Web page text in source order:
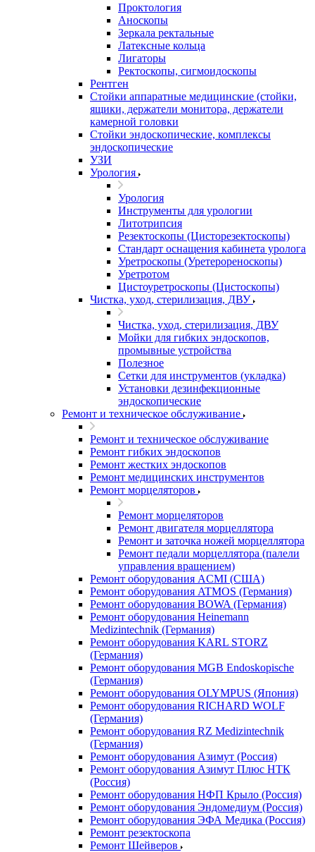
Проктология
Аноскопы
Зеркала ректальные
Латексные кольца
Лигаторы
Ректоскопы, сигмоидоскопы
Рентген
Стойки аппаратные медицинские (стойки,
ящики, держатели монитора, держатели
камерной головки
Стойки эндоскопические, комплексы
эндоскопические
УЗИ
Урология
Урология
Инструменты для урологии
Литотрипсия
Резектоскопы (Цисторезектоскопы)
Стандарт оснащения кабинета уролога
Уретроскопы (Уретерореноскопы)
Уретротом
Цистоуретроскопы (Цистоскопы)
Чистка, уход, стерилизация, ДВУ
Чистка, уход, стерилизация, ДВУ
Мойки для гибких эндоскопов,
промывные устройства
Полезное
Сетки для инструментов (укладка)
Установки дезинфекционные
эндоскопические
Ремонт и техническое обслуживание
Ремонт и техническое обслуживание
Ремонт гибких эндоскопов
Ремонт жестких эндоскопов
Ремонт медицинских инструментов
Ремонт морцеляторов
Ремонт морцеляторов
Ремонт двигателя морцеллятора
Ремонт и заточка ножей морцеллятора
Ремонт педали морцеллятора (палели
управления вращением)
Ремонт оборудования ACMI (США)
Ремонт оборудования ATMOS (Германия)
Ремонт оборудования BOWA (Германия)
Ремонт оборудования Heinemann
Medizintechnik (Германия)
Ремонт оборудования KARL STORZ
(Германия)
Ремонт оборудования MGB Endoskopische
(Германия)
Ремонт оборудования OLYMPUS (Япония)
Ремонт оборудования RICHARD WOLF
(Германия)
Ремонт оборудования RZ Medizintechnik
(Германия)
Ремонт оборудования Азимут (Россия)
Ремонт оборудования Азимут Плюс НТК
(Россия)
Ремонт оборудования НФП Крыло (Россия)
Ремонт оборудования Эндомедиум (Россия)
Ремонт оборудования ЭФА Медика (Россия)
Ремонт резектоскопа
Ремонт Шейверов